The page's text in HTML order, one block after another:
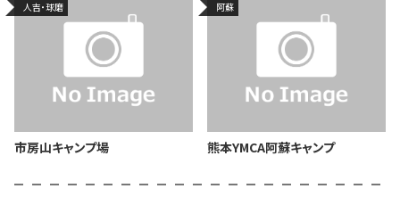
人吉・球磨
市房山キャンプ場
阿蘇
熊本YMCA阿蘇キャンプ